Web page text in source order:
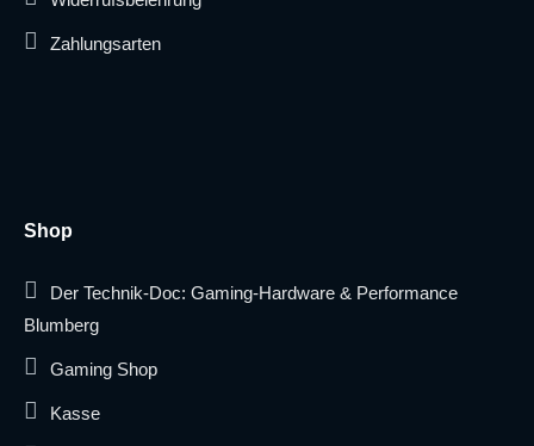
Zahlungsarten
Shop
Der Technik-Doc: Gaming-Hardware & Performance
Blumberg
Gaming Shop
Kasse